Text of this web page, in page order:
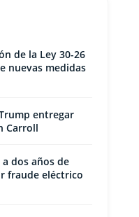
de la Ley 30-26
nuevas medidas
entregar
Carroll
dos años de
fraude eléctrico